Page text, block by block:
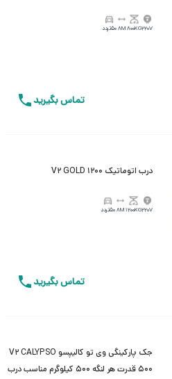
220V
800KG
8M50تردد
تماس بگیرید
درب اتوماتیک V2 GOLD 1200
220V
1200KG
8M50تردد
تماس بگیرید
جک پارکینگی وی تو کالیپسو V2 CALYPSO
500 قدرت هر لنگه 500 کیلوگرم مناسب درب